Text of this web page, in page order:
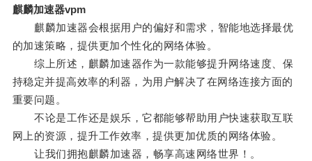
麒麟加速器vpm
麒麟加速器会根据用户的偏好和需求，智能地选择最优
的加速策略，提供更加个性化的网络体验。
综上所述，麒麟加速器作为一款能够提升网络速度、保
持稳定并提高效率的利器，为用户解决了在网络连接方面的
重要问题。
不论是工作还是娱乐，它都能够帮助用户快速获取互联
网上的资源，提升工作效率，提供更加优质的网络体验。
让我们拥抱麒麟加速器，畅享高速网络世界！。